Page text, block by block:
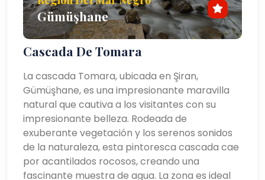
Gümüşhane
Cascada De Tomara
La cascada Tomara, ubicada en Şiran,
Gümüşhane, es una impresionante maravilla
natural que cautiva a los visitantes con su
impresionante belleza. Rodeada de
exuberante vegetación y los serenos sonidos
de la naturaleza, esta pintoresca cascada cae
por acantilados rocosos, creando una
fascinante muestra de agua. La zona es ideal